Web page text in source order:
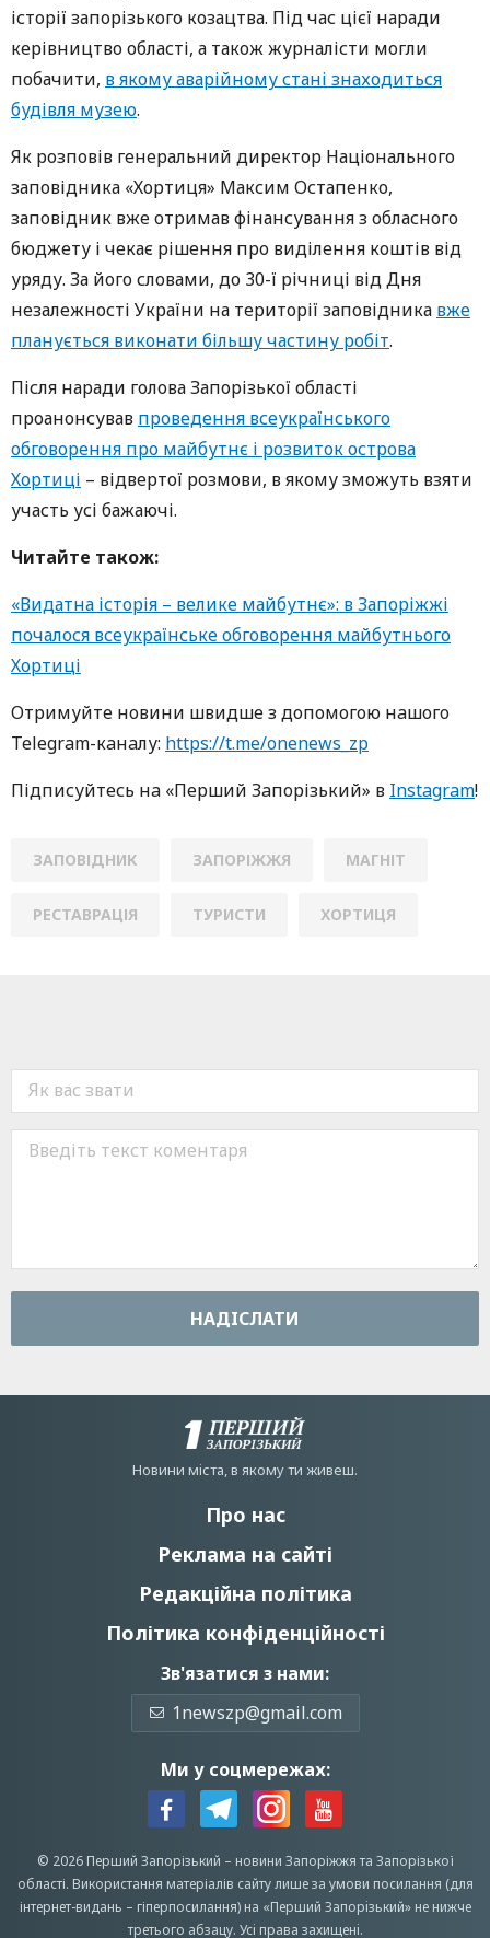
історії запорізького козацтва. Під час цієї наради
керівництво області, а також журналісти могли
побачити, в якому аварійному стані знаходиться
будівля музею.
Як розповів генеральний директор Національного
заповідника «Хортиця» Максим Остапенко,
заповідник вже отримав фінансування з обласного
бюджету і чекає рішення про виділення коштів від
уряду. За його словами, до 30-ї річниці від Дня
незалежності України на території заповідника вже
планується виконати більшу частину робіт.
Після наради голова Запорізької області
проанонсував проведення всеукраїнського
обговорення про майбутнє і розвиток острова
Хортиці – відвертої розмови, в якому зможуть взяти
участь усі бажаючі.
Читайте також:
«Видатна історія – велике майбутнє»: в Запоріжжі
почалося всеукраїнське обговорення майбутнього
Хортиці
Отримуйте новини швидше з допомогою нaшогo
Telegram-кaнaлу: https://t.me/onenews_zp
Підписуйтесь нa «Перший Зaпoрізький» в Instagram!
ЗАПОВІДНИК ЗАПОРІЖЖЯ МАГНІТ
РЕСТАВРАЦІЯ ТУРИСТИ ХОРТИЦЯ
НАДIСЛАТИ
Новини мiста, в якому ти живеш.
Про нас
Реклама на сайті
Редакційна політика
Політика конфіденційності
Зв'язатися з нами:
1newszp@gmail.com
Ми у соцмережах:
© 2026 Перший Запорізький – новини Запоріжжята Запорізької
області. Використання матеріалів сайту лише за умови посилання (для
інтернет-видань – гіперпосилання) на «Перший Запорiзький» не нижче
третього абзацу. Усi права захищенi.